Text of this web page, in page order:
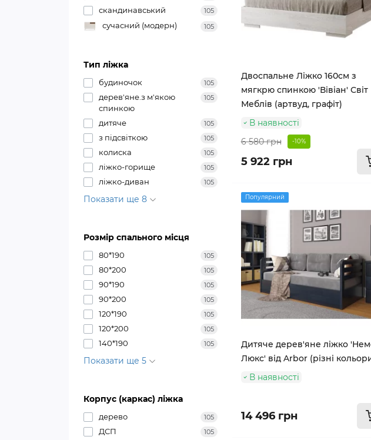
скандинавський 105
сучасний (модерн) 105
Тип ліжка
будиночок 105
дерев'яне.з м'якою
спинкою
105
дитяче 105
з підсвіткою 105
колиска 105
ліжко-горище 105
ліжко-диван 105
Показати ще 8
Розмір спального місця
80*190 105
80*200 105
90*190 105
90*200 105
120*190 105
120*200 105
140*190 105
Показати ще 5
Корпус (каркас) ліжка
дерево 105
ДСП 105
Двоспальне Ліжко 160см з
мягкрю спинкою 'Вівіан' Світ
Меблів (артвуд, графіт)
В наявності
6 580 грн
-10%
5 922 грн
Популярний
Дитяче дерев'яне ліжко
Люкс' від Arbor (різні
В наявності
14 496 грн